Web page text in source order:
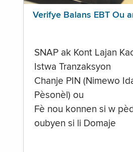
Verifye Balans EBT Ou
SNAP ak Kont Lajan
Istwa Tranzaksyon
Chanje PIN (Nimewo
Pèsonèl) ou
Fè nou konnen si w
oubyen si li Domaje